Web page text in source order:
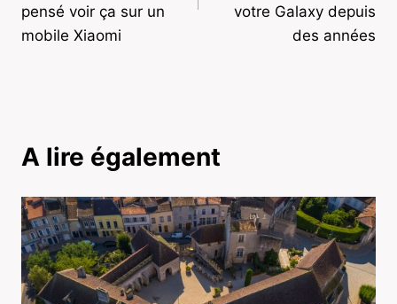
pensé voir ça sur un
mobile Xiaomi
votre Galaxy depuis
des années
A lire également